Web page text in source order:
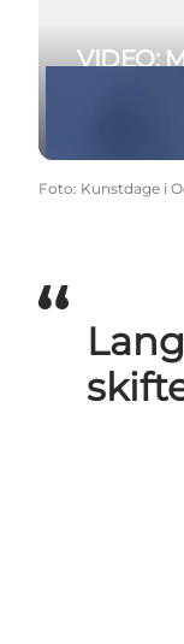
VIDEO:
Foto: Kunstdage i